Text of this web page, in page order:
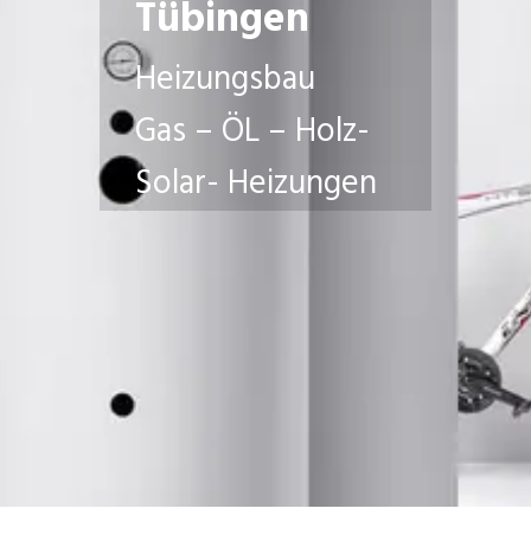
Tübingen
Heizungsbau
Gas – ÖL – Holz-
Solar- Heizungen